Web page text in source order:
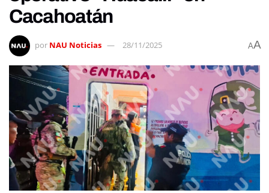
Cacahoatán
por NAU Noticias 28/11/2025 AA